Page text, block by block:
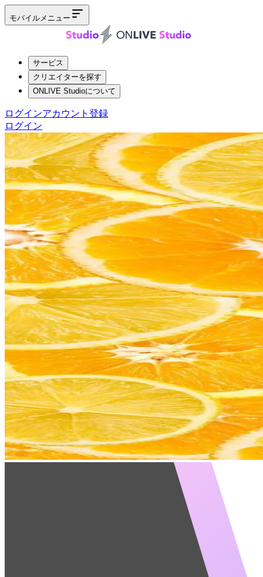
モバイルメニュー
サービス
クリエイターを探す
ONLIVE Studioについて
ログインアカウント登録
ログイン